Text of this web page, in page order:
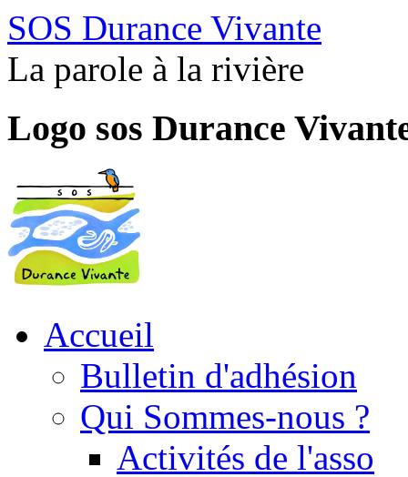
SOS Durance Vivante
La parole à la rivière
Logo sos Durance
Accueil
Bulletin d'adhésion
Qui Sommes-nous ?
Activités de l'asso